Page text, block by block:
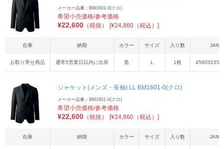
メーカー品番：BM1601-0(クロ)
希望小売価格/参考価格
¥22,600 （税抜） [¥24,860（税込）]
在庫 納期 カラー サイズ 入り数 JAN
お取り寄せ商品 通常5営業日以内に出荷 黒 Ｌ 1枚
ジャケット(メンズ・長袖) LL BM1601-0(クロ)
メーカー品番：BM1601-0(クロ)
希望小売価格/参考価格
¥22,600 （税抜） [¥24,860（税込）]
在庫 納期 カラー サイズ 入り数 JAN